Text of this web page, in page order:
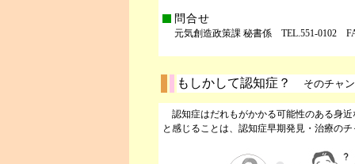
問合せ
元気創造政策課 秘書係 TEL.551-0102
もしかして認知症？ そのチャ
認知症はだれもがかかる可能性のある身
と感じることは、認知症早期発見・治療の